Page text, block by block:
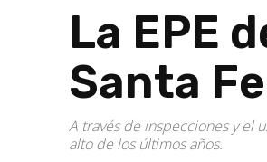
La EPE
Santa
A través de inspecciones y el
alto de los últimos años.